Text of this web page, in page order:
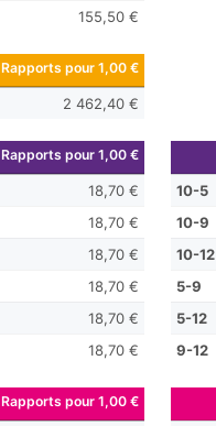
155,50 €
Rapports pour 1,00 €
2 462,40 €
Rapports pour 1,00 €
18,70 €
18,70 €
18,70 €
18,70 €
18,70 €
18,70 €
10-5
10-9
10-12
5-9
5-12
9-12
Rapports pour 1,00 €